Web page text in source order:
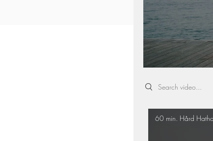
Search videos
60 min. Hård Hatha